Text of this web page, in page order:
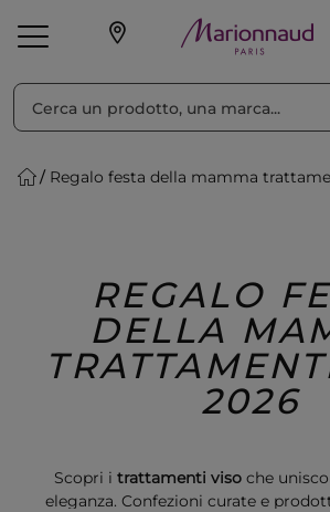
Make-up Profumi
Regalo
Regalo festa della mamma
REGALO
DELLA
2026
Scopri i trattamenti viso che
eleganza. Confezioni curate e
Ordina per